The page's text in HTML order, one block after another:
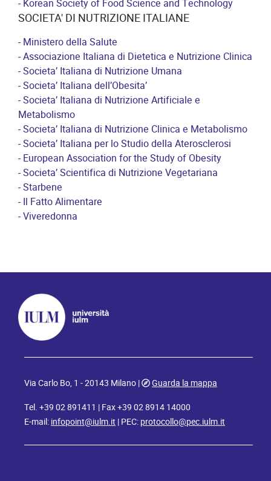
- Korean Society of Food Science and Technology
SOCIETA' DI NUTRIZIONE ITALIANE
- Ministero della Salute
- Associazione Italiana di Dietetica e Nutrizione Clinica
- Societa’ Italiana di Nutrizione Umana
- Societa’ Italiana dell’Obesita’
- Societa’ Italiana di Nutrizione Artificiale e
Metabolismo
- Societa’ Italiana di Nutrizione Clinica e Metabolismo
- Societa’ Italiana per lo Studio della Aterosclerosi
- European Association for the Study of Obesity
- Societa’ Scientifica di Nutrizione Vegetariana
- Starbene
- Il Fatto Alimentare
- Viveredonna
Via Carlo Bo, 1 - 20143 Milano |
Guarda la mappa
Tel. +39 02 891411 | Fax +39 02 8914 14000
E-mail: infopoint@iulm.it | PEC: protocollo@pec.iulm.it